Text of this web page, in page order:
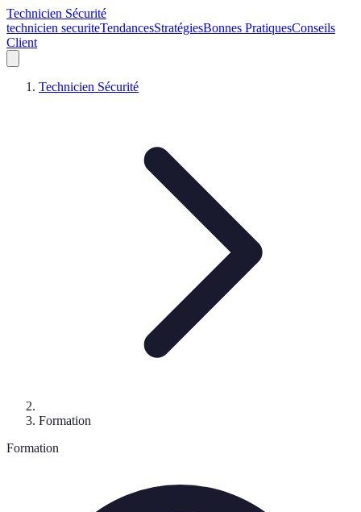
Technicien Sécurité
technicien securiteTendancesStratégiesBonnes PratiquesConseils
Client
Technicien Sécurité
Formation
Formation